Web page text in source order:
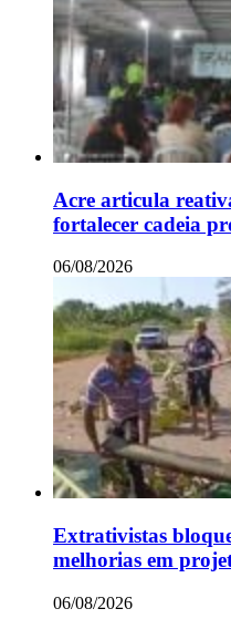
Acre articula
fortalecer cadeia
06/08/2026
Extrativistas
melhorias em
06/08/2026